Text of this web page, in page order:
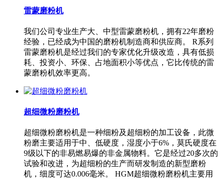
雷蒙磨粉机
我们公司专业生产大、中型雷蒙磨粉机，拥有22年磨粉
经验，已经成为中国的磨粉机制造商和供应商。 R系列
雷蒙磨粉机是经过我们的专家优化升级改造，具有低损
耗、投资小、环保、占地面积小等优点，它比传统的雷
蒙磨粉机效率更高。
超细微粉磨粉机
超细微粉磨粉机是一种细粉及超细粉的加工设备，此微
粉磨主要适用于中、低硬度，湿度小于6%，莫氏硬度在
9级以下的非易燃易爆的非金属物料。它是经过20多次的
试验和改进，为超细粉的生产而研发制造的新型磨粉
机，细度可达0.006毫米。 HGM超细微粉磨粉机主要用